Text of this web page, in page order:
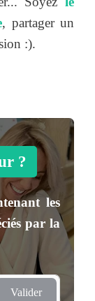
, partager un
:).
?
les
par la
Valider